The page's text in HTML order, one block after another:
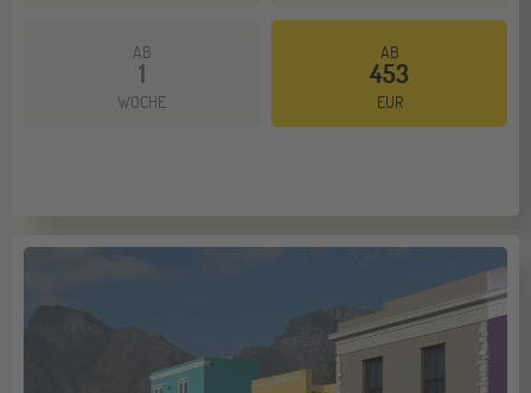
AB
1
WOCHE
AB
453
EUR